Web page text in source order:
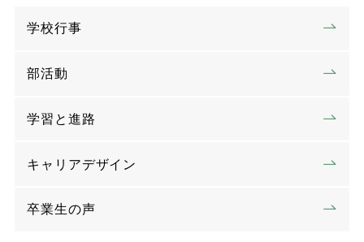
学校行事
部活動
学習と進路
キャリアデザイン
卒業生の声